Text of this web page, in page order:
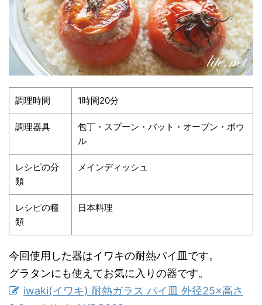
調理時間 1時間20分
調理器具
包丁・スプーン・バット・オーブン・ボウ
ル
レシピの分
類
メインディッシュ
レシピの種
類
日本料理
今回使用した器はイワキの耐熱パイ皿です。
グラタンにも使えてお気に入りの器です。
iwaki(イワキ) 耐熱ガラス パイ皿 外径25×高さ